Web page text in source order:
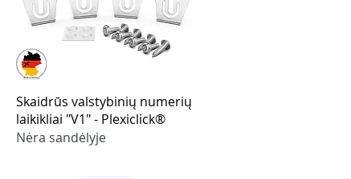
Greita peržiūra
Skaidrūs valstybinių numerių
laikikliai "V1" - Plexiclick®
Nėra sandėlyje